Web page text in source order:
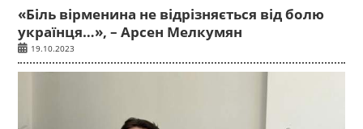
«Біль вірменина не відрізняється від болю
українця…», – Арсен Мелкумян
19.10.2023